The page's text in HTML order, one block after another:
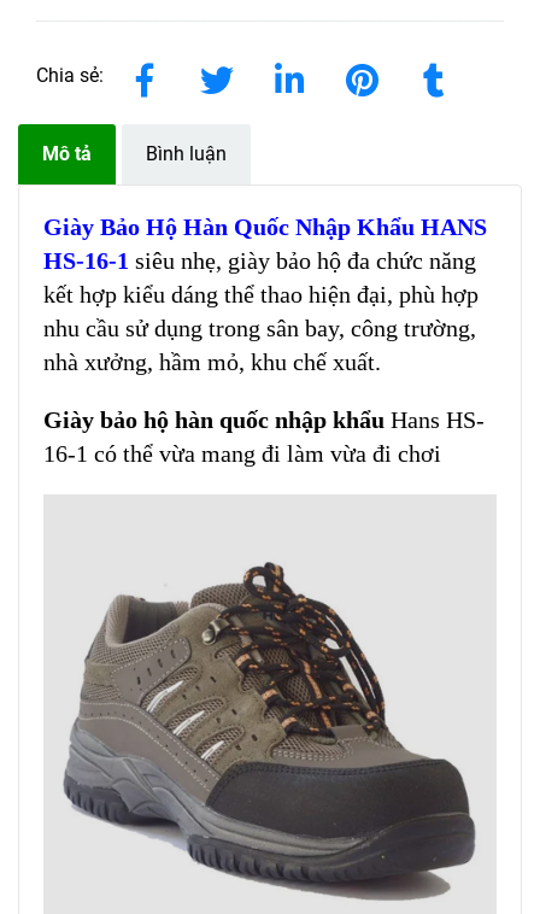
Chia sẻ:
Mô tả Bình luận
Giày Bảo Hộ Hàn Quốc Nhập Khẩu HANS
HS-16-1 siêu nhẹ, giày bảo hộ đa chức năng
kết hợp kiểu dáng thể thao hiện đại, phù hợp
nhu cầu sử dụng trong sân bay, công trường,
nhà xưởng, hầm mỏ, khu chế xuất.
Giày bảo hộ hàn quốc nhập khẩu Hans HS-
16-1 có thể vừa mang đi làm vừa đi chơi